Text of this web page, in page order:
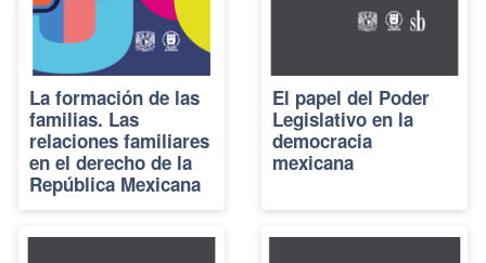
La formación de las
familias. Las
relaciones familiares
en el derecho de la
República Mexicana
El papel del Poder
Legislativo en la
democracia
mexicana